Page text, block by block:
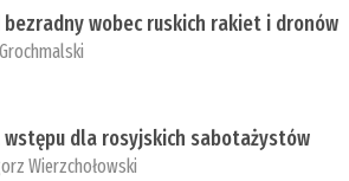
bezradny wobec ruskich rakiet i dronów
dla rosyjskich sabotażystów
Wierzchołowski